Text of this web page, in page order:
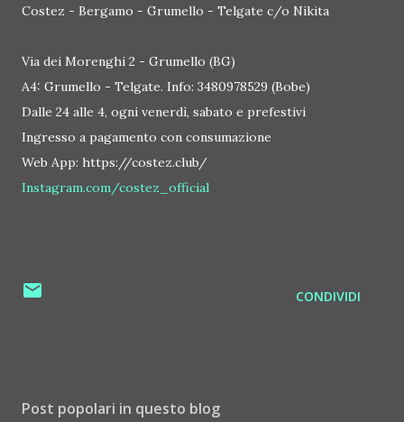
Costez - Bergamo - Grumello - Telgate c/o Nikita
Via dei Morenghi 2 - Grumello (BG)
A4: Grumello - Telgate. Info: 3480978529 (Bobe)
Dalle 24 alle 4, ogni venerdì, sabato e prefestivi
Ingresso a pagamento con consumazione
Web App: https://costez.club/
Instagram.com/costez_official
CONDIVIDI
Post popolari in questo blog